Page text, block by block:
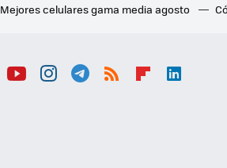
Mejores celulares gama media agosto